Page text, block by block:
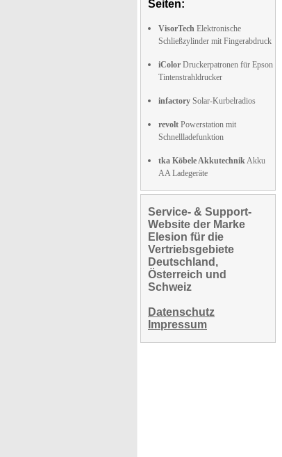
Seiten:
VisorTech Elektronische
Schließzylinder mit Fingerabdruck
iColor Druckerpatronen für Epson
Tintenstrahldrucker
infactory Solar-Kurbelradios
revolt Powerstation mit
Schnellladefunktion
tka Köbele AkkutechnikAkku
AA Ladegeräte
Service- & Support-
Website der Marke
Elesion für die
Vertriebsgebiete
Deutschland,
Österreich und
Schweiz
Datenschutz
Impressum